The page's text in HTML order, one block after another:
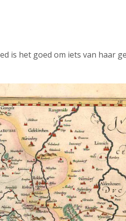
is het goed om iets van haar